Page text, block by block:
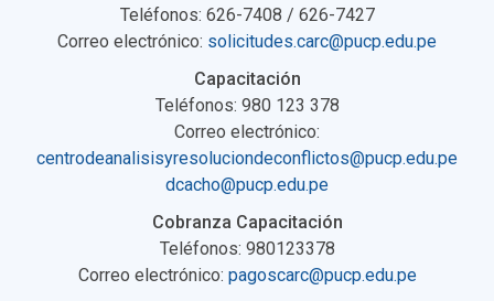
Teléfonos: 626-7408 / 626-7427
Correo electrónico: solicitudes.carc@pucp.edu.pe
Capacitación
Teléfonos: 980 123 378
Correo electrónico:
centrodeanalisisyresoluciondeconflictos@pucp.edu.pe
dcacho@pucp.edu.pe
Cobranza Capacitación
Teléfonos: 980123378
Correo electrónico: pagoscarc@pucp.edu.pe